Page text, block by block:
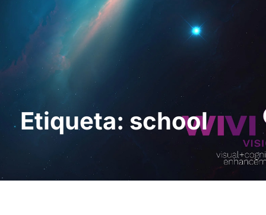
Sol · licita una
demostració
Etiqueta: school